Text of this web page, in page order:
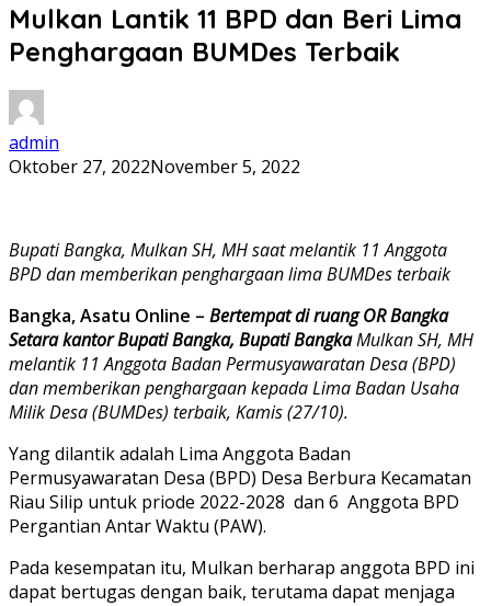
Mulkan Lantik 11 BPD dan Beri Lima
Penghargaan BUMDes Terbaik
admin
Oktober 27, 2022November 5, 2022
Bupati Bangka, Mulkan SH, MH saat melantik 11 Anggota
BPD dan memberikan penghargaan lima BUMDes terbaik
Bangka, Asatu Online – Bertempat di ruang OR Bangka
Setara kantor Bupati Bangka, Bupati BangkaMulkan SH, MH
melantik 11 Anggota Badan Permusyawaratan Desa (BPD)
dan memberikan penghargaan kepada Lima Badan Usaha
Milik Desa (BUMDes) terbaik, Kamis (27/10).
Yang dilantik adalah Lima Anggota Badan
Permusyawaratan Desa (BPD) Desa Berbura Kecamatan
Riau Silip untuk priode 2022-2028 dan 6 Anggota BPD
Pergantian Antar Waktu (PAW).
Pada kesempatan itu, Mulkan berharap anggota BPD ini
dapat bertugas dengan baik, terutama dapat menjaga